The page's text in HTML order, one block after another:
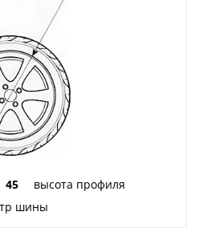
45
высота профиля
шины